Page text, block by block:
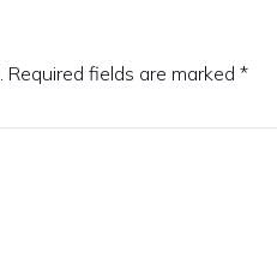
Required fields are marked *